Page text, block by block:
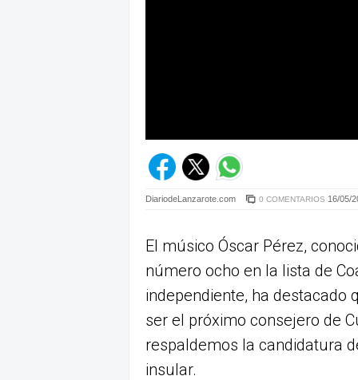
DiariodeLanzarote.com 0 COMENTARIOS 16/05/
El músico Óscar Pérez,
número ocho en la lista de
independiente, ha destacado
ser el próximo consejero de
respaldemos la candidatura
insular.